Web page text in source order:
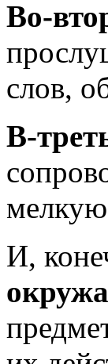
Во-
слов,
В-
И,